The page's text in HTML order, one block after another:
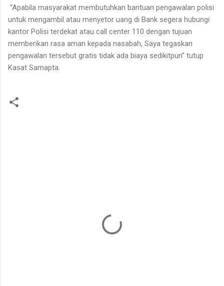
“Apabila masyarakat membutuhkan bantuan pengawalan polisi
untuk mengambil atau menyetor uang di Bank segera hubungi
kantor Polisi terdekat atau call center 110 dengan tujuan
memberikan rasa aman kepada nasabah, Saya tegaskan
pengawalan tersebut gratis tidak ada biaya sedikitpun” tutup
Kasat Samapta.